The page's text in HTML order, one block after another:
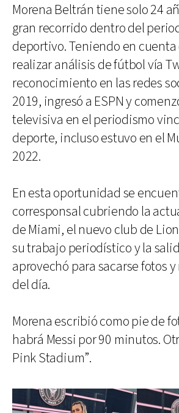
Morena Beltrán tiene solo 24
gran recorrido dentro del
deportivo. Teniendo en cuenta
realizar análisis de fútbol vía
reconocimiento en las redes
2019, ingresó a ESPN y
televisiva en el periodismo
deporte, incluso estuvo en el
2022.
En esta oportunidad se
corresponsal cubriendo la
de Miami, el nuevo club de
su trabajo periodístico y la
aprovechó para sacarse fotos
del día.
Morena escribió como pie de
habrá Messi por 90 minutos.
Pink Stadium”.